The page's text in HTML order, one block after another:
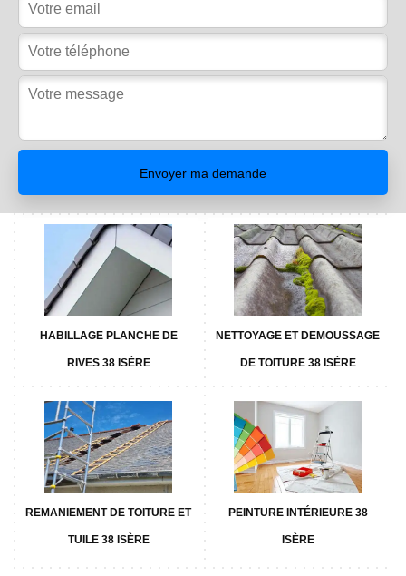
HABILLAGE PLANCHE DE
RIVES 38 ISÈRE
NETTOYAGE ET DEMOUSSAGE
DE TOITURE 38 ISÈRE
REMANIEMENT DE TOITURE ET
TUILE 38 ISÈRE
PEINTURE INTÉRIEURE 38
ISÈRE